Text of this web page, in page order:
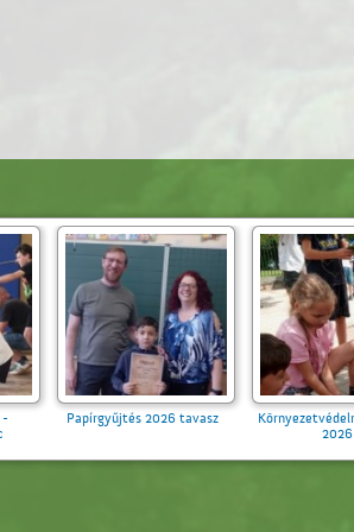
együtt -
a 2. c
2026
Papírgyűjtés 2026 tavasz